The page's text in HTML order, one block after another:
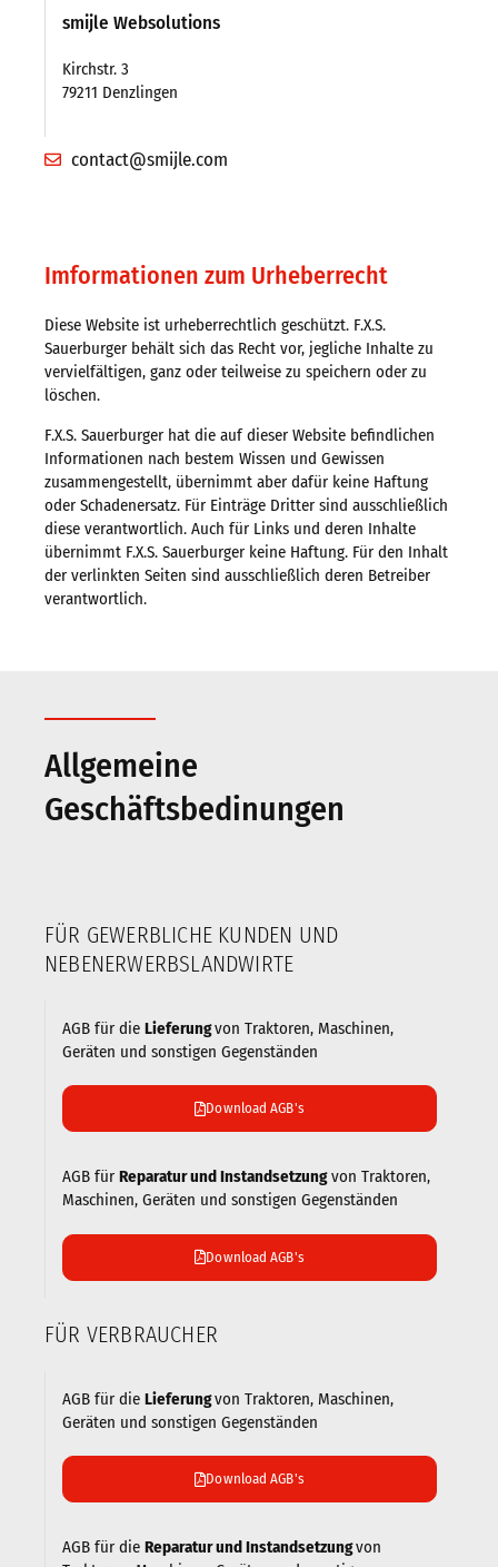
Frankreich
Unternehmen
Karriere
Messen
Blechbearbeitung
Downloads
smijle Websolutions
Kirchstr. 3
79211 Denzlingen
contact@smijle.com
Imformationen zum Urheberrecht
Diese Website ist urheberrechtlich geschützt. F.X.S.
Sauerburger behält sich das Recht vor, jegliche Inhalte zu
vervielfältigen, ganz oder teilweise zu speichern oder zu
löschen.
F.X.S. Sauerburger hat die auf dieser Website befindlichen
Informationen nach bestem Wissen und Gewissen
zusammengestellt, übernimmt aber dafür keine Haftung
oder Schadenersatz. Für Einträge Dritter sind ausschließlich
diese verantwortlich. Auch für Links und deren Inhalte
übernimmt F.X.S. Sauerburger keine Haftung. Für den Inhalt
der verlinkten Seiten sind ausschließlich deren Betreiber
verantwortlich.
Allgemeine
Geschäftsbedinungen
FÜR GEWERBLICHE KUNDEN UND
NEBENERWERBSLANDWIRTE
AGB für die Lieferungvon Traktoren, Maschinen,
Geräten und sonstigen Gegenständen
Download AGB's
AGB für Reparatur und Instandsetzungvon Traktoren,
Maschinen, Geräten und sonstigen Gegenständen
Download AGB's
FÜR VERBRAUCHER
AGB für die Lieferungvon Traktoren, Maschinen,
Geräten und sonstigen Gegenständen
Download AGB's
AGB für die Reparatur und Instandsetzungvon